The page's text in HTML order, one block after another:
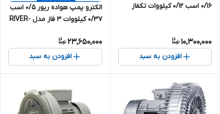
0/16 اسب 0/12 کیلووات تکفاز
10,300,000
افزودن به سبد
الکترو پمپ هواده ریور 0/5 اسب
0/37 کیلووات 3 فاز مدل RIVER-
23,650,000
افزودن به سبد